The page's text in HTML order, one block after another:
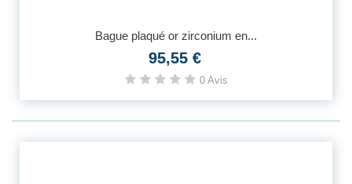
Bague plaqué or zirconium en...
95,55 €
0 Avis